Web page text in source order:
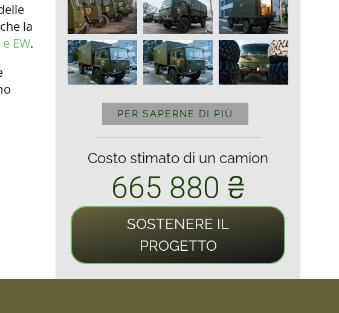
la
EW.
PER SAPERNE DI PIÙ
Costo stimato di un camion
665 880 ₴
SOSTENERE IL
PROGETTO